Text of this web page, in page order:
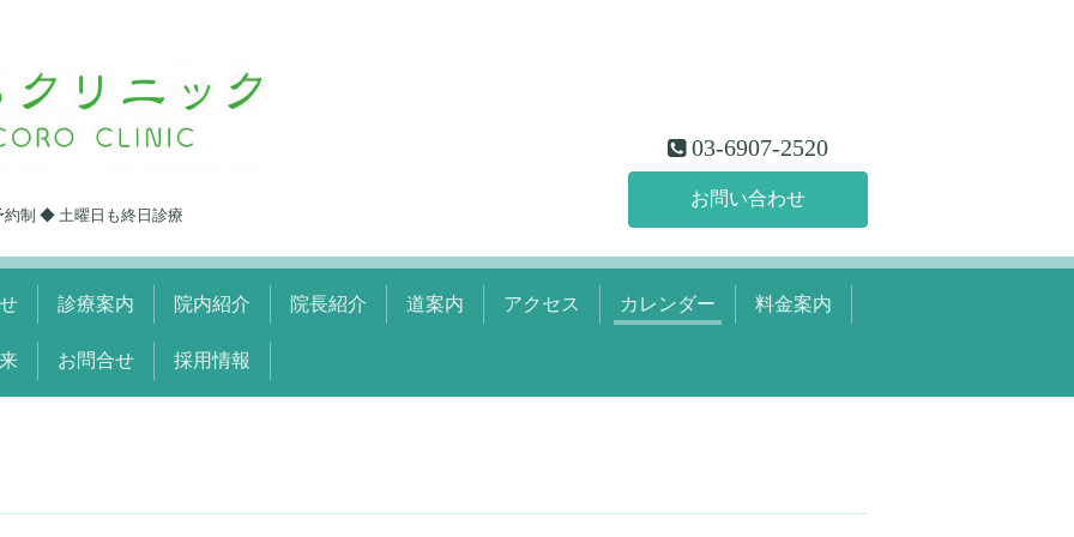
約制 ◆ 土曜日も終日診療
03-6907-2520
お問い合わせ
診療案内 院内紹介 院長紹介 道案内 アクセス カレンダー 料金案内
お問合せ 採用情報